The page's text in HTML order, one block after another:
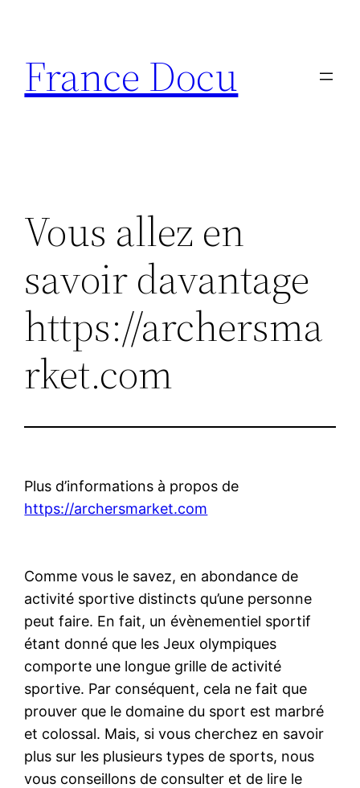
contenu
France Docu
Vous allez en
savoir davantage
https://archersma
rket.com
Plus d’informations à propos de
https://archersmarket.com
Comme vous le savez, en abondance de
activité sportive distincts qu’une personne
peut faire. En fait, un évènementiel sportif
étant donné que les Jeux olympiques
comporte une longue grille de activité
sportive. Par conséquent, cela ne fait que
prouver que le domaine du sport est marbré
et colossal. Mais, si vous cherchez en savoir
plus sur les plusieurs types de sports, nous
vous conseillons de consulter et de lire le